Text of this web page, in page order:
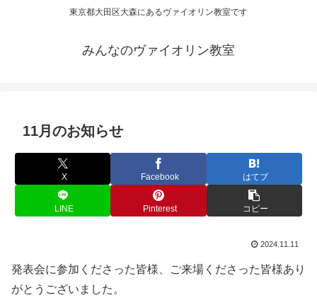
東京都大田区大森にあるヴァイオリン教室です
みんなのヴァイオリン教室
11月のお知らせ
X Facebook はてブ
LINE Pinterest コピー
2024.11.11
発表会に参加くださった皆様、ご来場くださった皆様あり
がとうございました。